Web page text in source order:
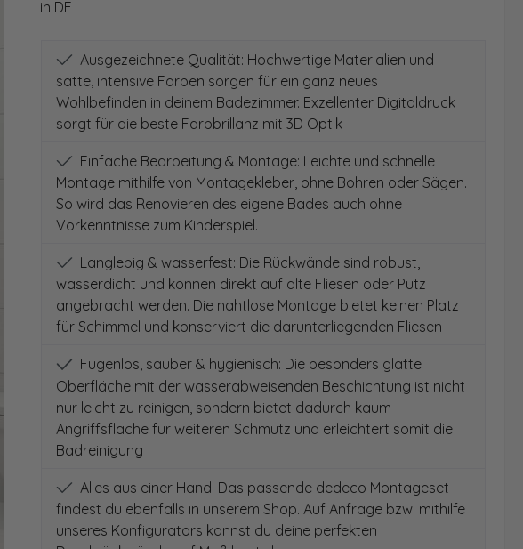
in DE
Ausgezeichnete Qualität: Hochwertige Materialien und
satte, intensive Farben sorgen für ein ganz neues
Wohlbefinden in deinem Badezimmer. Exzellenter Digitaldruck
sorgt für die beste Farbbrillanz mit 3D Optik
Einfache Bearbeitung & Montage: Leichte und schnelle
Montage mithilfe von Montagekleber, ohne Bohren oder Sägen.
So wird das Renovieren des eigene Bades auch ohne
Vorkenntnisse zum Kinderspiel.
Langlebig & wasserfest: Die Rückwände sind robust,
wasserdicht und können direkt auf alte Fliesen oder Putz
angebracht werden. Die nahtlose Montage bietet keinen Platz
für Schimmel und konserviert die darunterliegenden Fliesen
Fugenlos, sauber & hygienisch: Die besonders glatte
Oberfläche mit der wasserabweisenden Beschichtung ist nicht
nur leicht zu reinigen, sondern bietet dadurch kaum
Angriffsfläche für weiteren Schmutz und erleichtert somit die
Badreinigung
Alles aus einer Hand: Das passende dedeco Montageset
findest du ebenfalls in unserem Shop. Auf Anfrage bzw. mithilfe
unseres Konfigurators kannst du deine perfekten